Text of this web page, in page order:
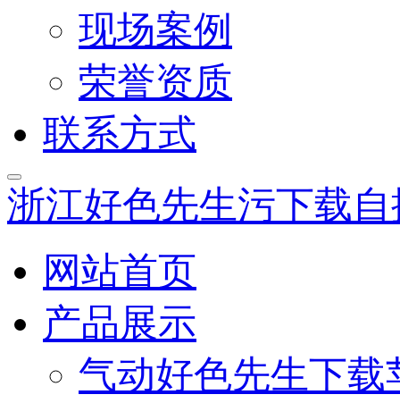
现场案例
荣誉资质
联系方式
浙江好色先生污下载
网站首页
产品展示
气动好色先生下